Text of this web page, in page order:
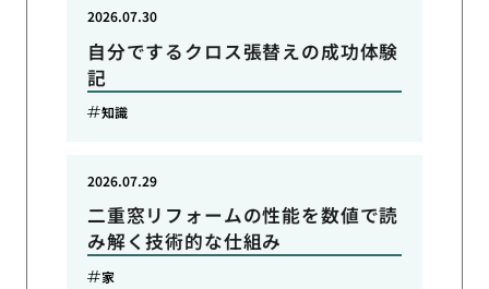
自分でするクロス張替えの成功体験
記
2026.07.30
知識
二重窓リフォームの性能を数値で読
み解く技術的な仕組み
2026.07.29
家